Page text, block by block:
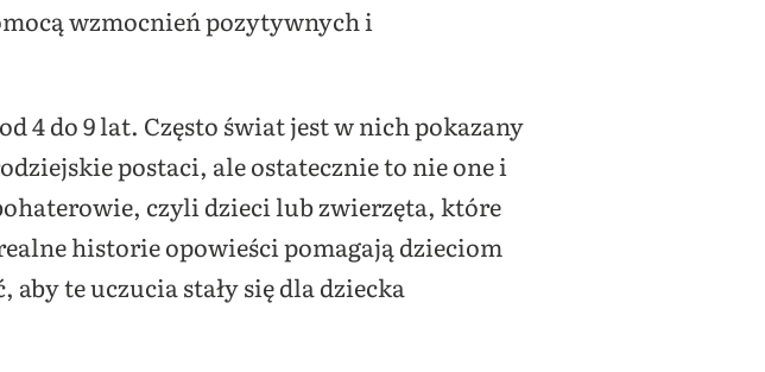
wzmocnień pozytywnych i
4 do 9 lat. Często świat jest w nich pokazany
postaci, ale ostatecznie to nie one i
czyli dzieci lub zwierzęta, które
historie opowieści pomagają dzieciom
te uczucia stały się dla dziecka